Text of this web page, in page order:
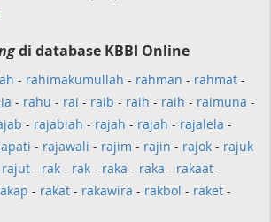
di database KBBI Online
- rahimakumullah - rahman - rahmat -
- rahu - rai - raib - raih - raih - raimuna -
- rajabiah - rajah - rajah - rajalela -
- rajawali - rajim - rajin - rajok - rajuk
rajut - rak - rak - raka - raka - rakaat -
- rakat - rakawira - rakbol - raket -